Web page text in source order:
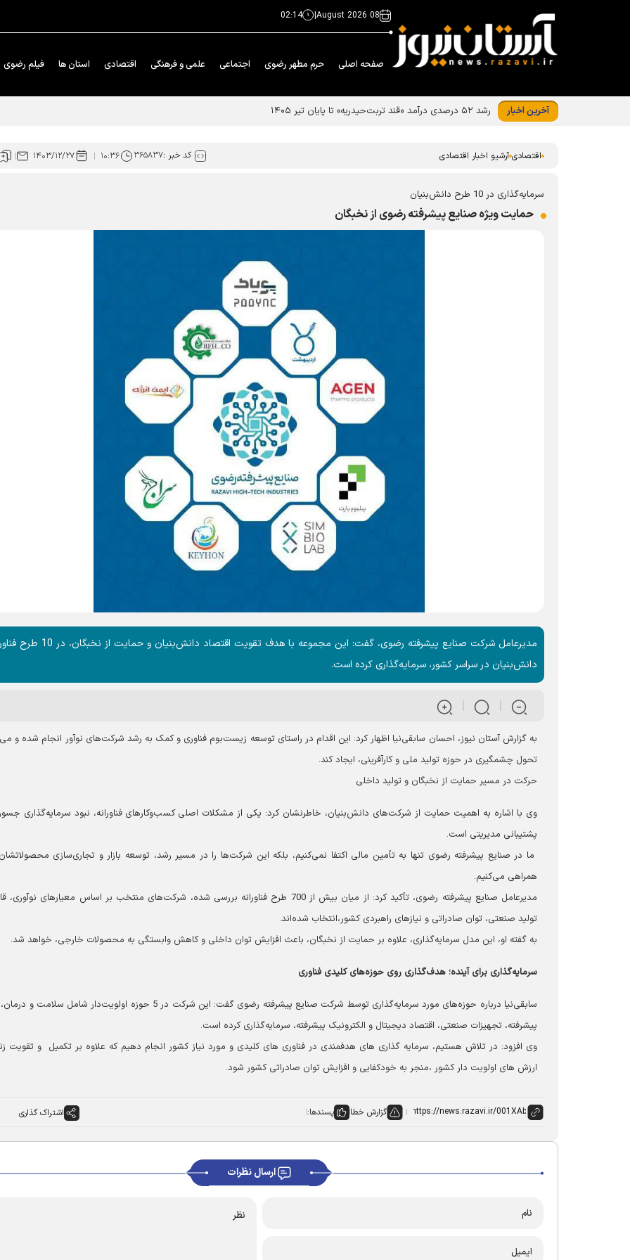
08 August 2026
|
02:14
صفحه اصلی حرم مطهر رضوی اجتماعی علمی و فرهنگی اقتصادی استان ها فیلم رضوی
آخرین اخبار رشد ۵۲ درصدی درآمد «قند تربت‌حیدریه» تا پایان تیر ۱۴۰۵
اقتصادی آرشیو اخبار اقتصادی کد خبر :۳۶۵۸۳۷ ۱۰:۳۶ ۱۴۰۳/۱۲/۲۷
سرمایه‌گذاری در 10 طرح دانش‌بنیان
حمایت ویژه صنایع پیشرفته رضوی از نخبگان
مدیرعامل شرکت صنایع پیشرفته رضوی، گفت: این مجموعه با هدف تقویت اقتصاد
دانش‌بنیان در سراسر کشور، سرمایه‌گذاری کرده است.
به گزارش آستان نیوز، احسان سابقی‌نیا اظهار کرد: این اقدام در راستای توسعه زیست‌بوم فناوری و کمک به رشد شرکت‌های نوآور انجام شده و
تحول چشمگیری در حوزه تولید ملی و کارآفرینی، ایجاد کند.
حرکت در مسیر حمایت از نخبگان و تولید داخلی
وی با اشاره به اهمیت حمایت از شرکت‌های دانش‌بنیان، خاطرنشان کرد: یکی از مشکلات اصلی کسب‌وکارهای فناورانه، نبود سرمایه‌گذاری
پشتیبانی مدیریتی است.
ما در صنایع پیشرفته رضوی تنها به تأمین مالی اکتفا نمی‌کنیم، بلکه این شرکت‌ها را در مسیر رشد، توسعه بازار و تجاری‌سازی محصولاتشان
همراهی می‌کنیم.
مدیرعامل صنایع پیشرفته رضوی، تأکید کرد: از میان بیش از 700 طرح فناورانه بررسی‌ شده، شرکت‌های منتخب بر اساس معیارهای
تولید صنعتی، توان صادراتی و نیازهای راهبردی کشور،انتخاب شده‌اند.
به گفته او، این مدل سرمایه‌گذاری، علاوه بر حمایت از نخبگان، باعث افزایش توان داخلی و کاهش وابستگی به محصولات خارجی، خواهد شد.
سرمایه‌گذاری برای آینده؛ هدف‌گذاری روی حوزه‌های کلیدی فناوری
سابقی‌نیا درباره حوزه‌های مورد سرمایه‌گذاری توسط شرکت صنایع پیشرفته رضوی گفت: این شرکت در 5 حوزه اولویت‌دار شامل
پیشرفته، تجهیزات صنعتی، اقتصاد دیجیتال و الکترونیک پیشرفته، سرمایه‌گذاری کرده است.
وی افزود: در تلاش هستیم، سرمایه گذاری های هدفمندی در فناوری های کلیدی و مورد نیاز کشور انجام دهیم که علاوه بر تکمیل و تقویت
ارزش های اولویت دار کشور ،منجر به خودکفایی و افزایش توان صادراتی کشور شود.
گزارش خطا پسندها: اشتراک گذاری
ارسال نظرات